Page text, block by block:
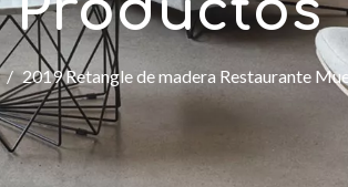
/ 2019 Retangle de madera Restaurante